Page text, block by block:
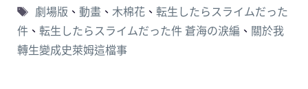
劇場版 、 動畫、 木棉花、 転生したらスライムだった
件 、 転生したらスライムだった件 蒼海の涙編 、 關於我
轉生變成史萊姆這檔事